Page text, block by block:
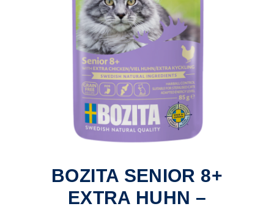
BOZITA SENIOR 8+
EXTRA HUHN –